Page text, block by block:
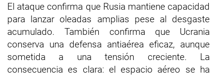
El ataque confirma que Rusia mantiene capacidad
para lanzar oleadas amplias pese al desgaste
acumulado. También confirma que Ucrania
conserva una defensa antiaérea eficaz, aunque
sometida a una tensión creciente. La
consecuencia es clara: el espacio aéreo se ha